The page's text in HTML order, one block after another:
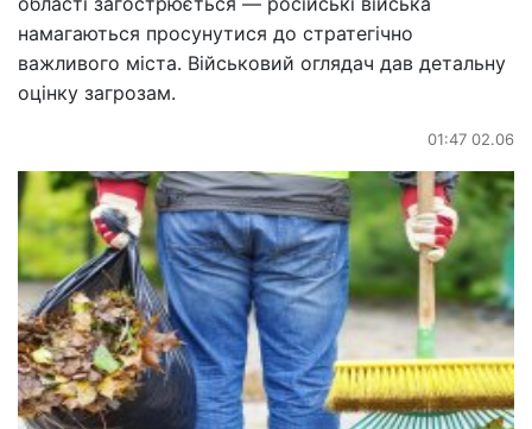
намагаються просунутися до стратегічно
важливого міста. Військовий оглядач дав детальну
оцінку загрозам.
01:47 02.06